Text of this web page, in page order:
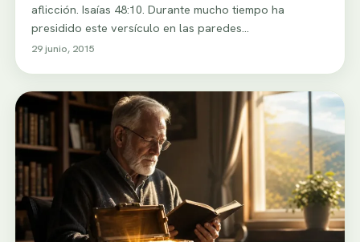
aflicción. Isaías 48:10. Durante mucho tiempo ha
presidido este versículo en las paredes…
29 junio, 2015